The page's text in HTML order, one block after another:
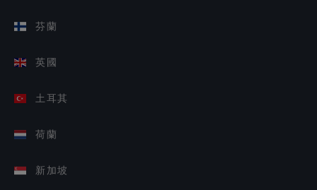
芬蘭
英國
土耳其
荷蘭
新加坡